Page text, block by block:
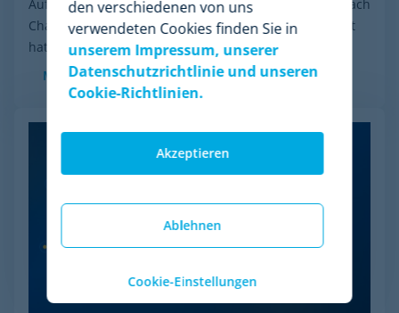
Aufsehen: das finanzielle Reorganisationsverfahren nach
Chapter 11, das Wiser Solutions in den USA eingeleitet
hat. Auch wenn diese Maßnahme weder...
Mehr sehen
den verschiedenen von uns
verwendeten Cookies finden Sie in
unserem Impressum, unserer
Datenschutzrichtlinie und unseren
Cookie-Richtlinien.
Ablehnen
Akzeptieren
Cookie-Einstellungen